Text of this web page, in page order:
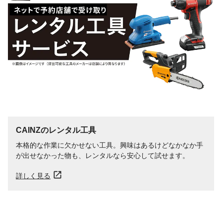
CAINZのレンタル工具
本格的な作業に欠かせない工具。興味はあるけどなかなか手
が出せなかった物も、レンタルなら安心して試せます。
詳しく見る